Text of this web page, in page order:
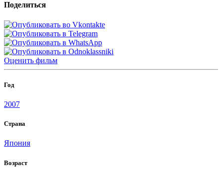
Поделиться
Оценить фильм
Год
2007
Страна
Япония
Возраст